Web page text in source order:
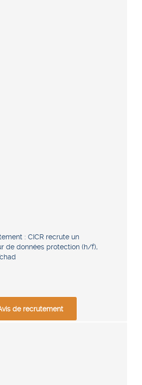
: CICR recrute un
de données protection (h/f),
de recrutement